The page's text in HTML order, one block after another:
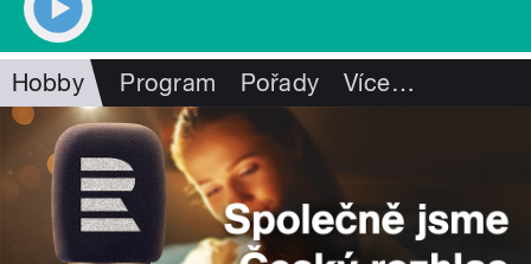
Hobby Program Pořady Více…